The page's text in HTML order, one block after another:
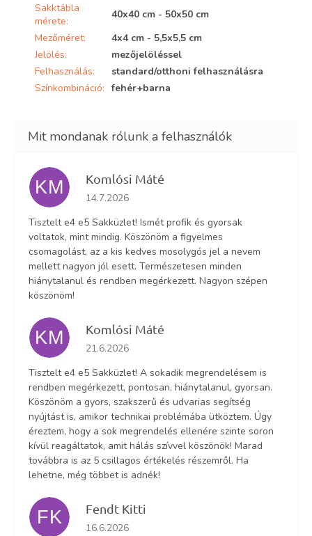
Sakktábla
mérete:
40x40 cm - 50x50 cm
Mezőméret:
4x4 cm - 5,5x5,5 cm
Jelölés:
mezőjelöléssel
Felhasználás:
standard/otthoni felhasználásra
Színkombináció: fehér+barna
KM Komlósi Máté
Az áruház értékelése 5-ből 5 csillag.
14.7.2026
Tisztelt e4 e5 Sakküzlet! Ismét profik és gyorsak
voltatok, mint mindig. Köszönöm a figyelmes
csomagolást, az a kis kedves mosolygós jel a nevem
mellett nagyon jól esett. Természetesen minden
hiánytalanul és rendben megérkezett. Nagyon szépen
köszönöm!
KM Komlósi Máté
Az áruház értékelése 5-ből 5 csillag.
21.6.2026
Tisztelt e4 e5 Sakküzlet! A sokadik megrendelésem is
rendben megérkezett, pontosan, hiánytalanul, gyorsan.
Köszönöm a gyors, szakszerű és udvarias segítség
nyújtást is, amikor technikai problémába ütköztem. Úgy
éreztem, hogy a sok megrendelés ellenére szinte soron
kívül reagáltatok, amit hálás szívvel köszönök! Marad
továbbra is az 5 csillagos értékelés részemről. Ha
lehetne, még többet is adnék!
FK Fendt Kitti
Az áruház értékelése 5-ből 5 csillag.
16.6.2026